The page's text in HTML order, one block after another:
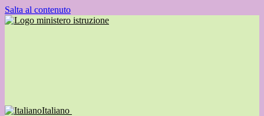
Salta al contenuto
Italiano